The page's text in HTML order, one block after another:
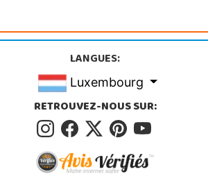
LANGUES:
Luxembourg
RETROUVEZ-NOUS SUR: